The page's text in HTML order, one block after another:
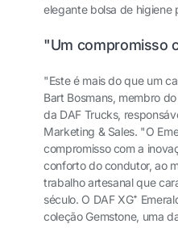
elegante bolsa de higiene
"Um compromisso
"Este é mais do que um
Bart Bosmans, membro
da DAF Trucks,
Marketing & Sales. "O
compromisso com a
conforto do condutor, ao
trabalho artesanal que
século. O DAF XG⁺
coleção Gemstone, uma